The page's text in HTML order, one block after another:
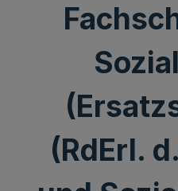
(RdErl.